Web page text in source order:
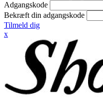
Adgangskode
Bekræft din adgangskode
Tilmeld dig
x